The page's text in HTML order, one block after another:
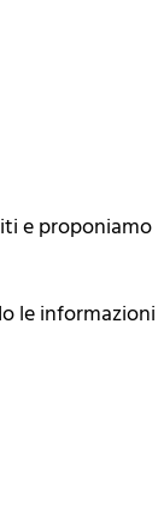
e proponiamo
le informazioni